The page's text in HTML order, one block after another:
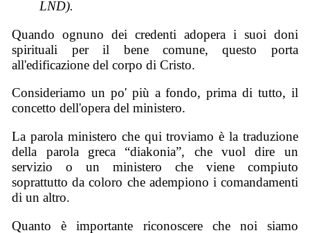
LND).
Quando ognuno dei credenti adopera i suoi doni
spirituali per il bene comune, questo porta
all'edificazione del corpo di Cristo.
Consideriamo un po' più a fondo, prima di tutto, il
concetto dell'opera del ministero.
La parola ministero che qui troviamo è la traduzione
della parola greca “diakonia”, che vuol dire un
servizio o un ministero che viene compiuto
soprattutto da coloro che adempiono i comandamenti
di un altro.
Quanto è importante riconoscere che noi siamo